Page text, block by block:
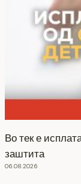
Во тек е
заштита
06.08.2026